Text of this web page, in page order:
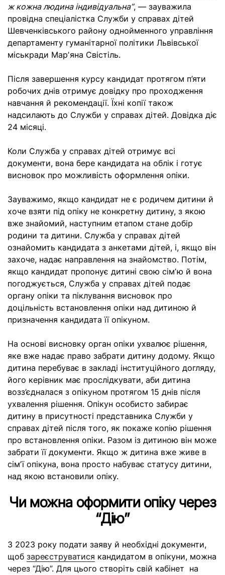
ж кожна людина індивідуальна”, — зауважила
провідна спеціалістка Служби у справах дітей
Шевченківського району однойменного управління
департаменту гуманітарної політики Львівської
міськради Марʼяна Свістіль.
Після завершення курсу кандидат протягом п’яти
робочих днів отримує довідку про проходження
навчання й рекомендації. Їхні копії також
надсилають до Служби у справах дітей. Довідка діє
24 місяці.
Коли Служба у справах дітей отримує всі
документи, вона бере кандидата на облік і готує
висновок про можливість оформлення опіки.
Зауважимо, якщо кандидат не є родичем дитини й
хоче взяти під опіку не конкретну дитину, з якою
вже знайомий, наступним етапом стане добір
родини та дитини. Служба у справах дітей
ознайомить кандидата з анкетами дітей, і, якщо він
захоче, надає направлення на знайомство. Потім,
якщо кандидат пропонує дитині свою сімʼю й вона
погоджується, Служба у справах дітей подає
органу опіки та піклування висновок про
доцільність встановлення опіки над дитиною й
призначення кандидата її опікуном.
На основі висновку орган опіки ухвалює рішення,
яке вже надає право забрати дитину додому. Якщо
дитина перебуває в закладі інституційного догляду,
його керівник має прослідкувати, аби дитина
возз’єдналася з опікуном протягом 15 днів після
ухвалення рішення. Опікун особисто забирає
дитину в присутності представника Служби у
справах дітей після того, як покаже копію рішення
про встановлення опіки. Разом із дитиною він може
забрати її документи. Якщо ж дитина вже живе в
сімʼї опікуна, вона просто набуває статусу дитини,
над якою встановили опіку.
Чи можна оформити опіку через
“Дію”
З 2023 року подати заяву й необхідні документи,
щоб зареєструватися кандидатом в опікуни, можна
через “Дію”. Для цього створіть свій кабінет на